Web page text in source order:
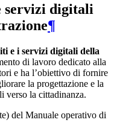
servizi digitali
¶
e i servizi digitali della
di lavoro dedicato alla
e ha l’obiettivo di fornire
la progettazione e la
verso la cittadinanza.
del Manuale operativo di